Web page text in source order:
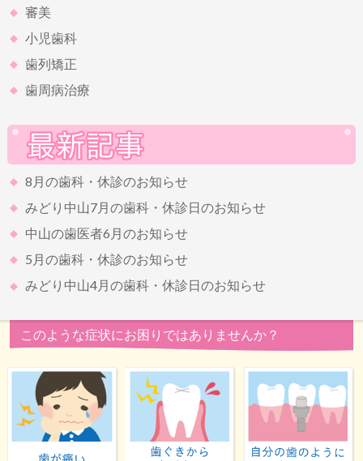
審美
小児歯科
歯列矯正
歯周病治療
8月の歯科・休診のお知らせ
みどり中山7月の歯科・休診日のお知らせ
中山の歯医者6月のお知らせ
5月の歯科・休診のお知らせ
みどり中山4月の歯科・休診日のお知らせ
このような症状にお困りではありませんか？